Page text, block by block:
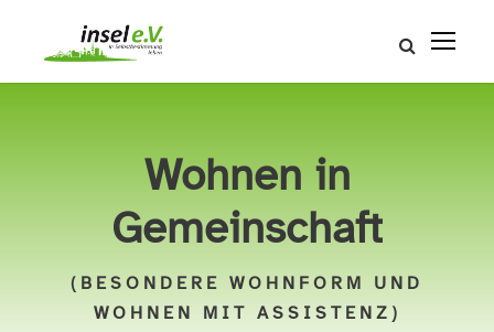
Wohnen in
Gemeinschaft
(BESONDERE WOHNFORM UND
WOHNEN MIT ASSISTENZ)